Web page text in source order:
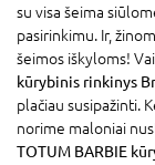
su visa šeima
pasirinkimu. Ir,
šeimos iškyloms!
kūrybinis rinkinys
plačiau susipažinti.
norime maloniai
TOTUM BARBIE